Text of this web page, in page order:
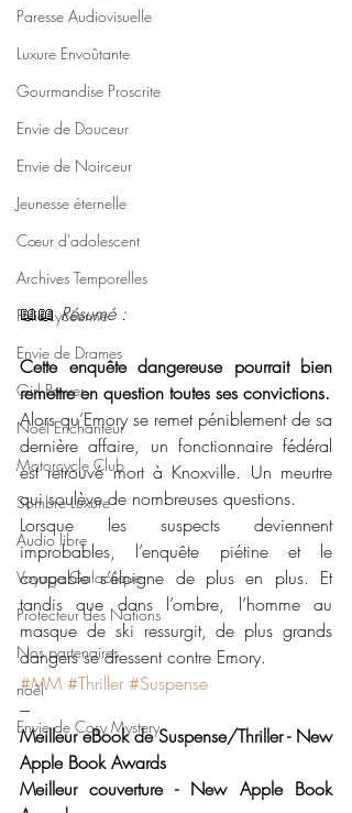
Paresse Audiovisuelle
Luxure Envoûtante
Gourmandise Proscrite
Envie de Douceur
Envie de Noirceur
Jeunesse éternelle
Cœur d'adolescent
Archives Temporelles
Folie Lycéenne
Envie de Drames
Girl Power
Noël Enchanteur
Motorcycle Club
Sombre Luxure
Audio libre
Voyage Galactique
Protecteur des Nations
Nos partenaires
noêl
Envie de Cosy Mystery
📖📖 Résumé :
Cette enquête dangereuse pourrait bien
remettre en question toutes ses convictions.
Alors qu’Emory se remet péniblement de sa
dernière affaire, un fonctionnaire fédéral
est retrouvé mort à Knoxville. Un meurtre
qui soulève de nombreuses questions.
Lorsque les suspects deviennent
improbables, l’enquête piétine et le
coupable s’éloigne de plus en plus. Et
tandis que dans l’ombre, l’homme au
masque de ski ressurgit, de plus grands
dangers se dressent contre Emory.
#MM #Thriller #Suspense
---
Meilleur eBook de Suspense/Thriller - New
Apple Book Awards
Meilleur couverture - New Apple Book